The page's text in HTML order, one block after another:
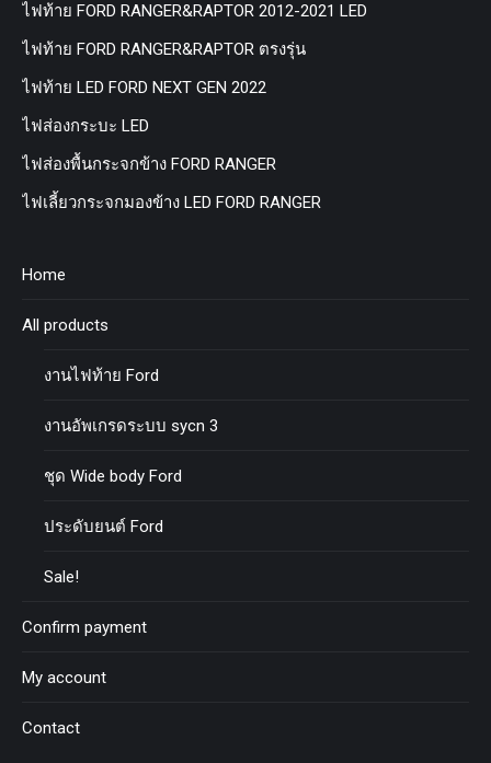
ไฟท้าย FORD RANGER&RAPTOR 2012-2021 LED
ไฟท้าย FORD RANGER&RAPTOR ตรงรุ่น
ไฟท้าย LED FORD NEXT GEN 2022
ไฟส่องกระบะ LED
ไฟส่องพื้นกระจกข้าง FORD RANGER
ไฟเลี้ยวกระจกมองข้าง LED FORD RANGER
Home
All products
งานไฟท้าย Ford
งานอัพเกรดระบบ sycn 3
ชุด Wide body Ford
ประดับยนต์ Ford
Sale!
Confirm payment
My account
Contact